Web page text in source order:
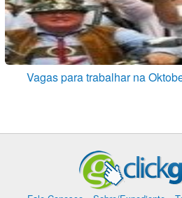
Vagas para trabalhar na